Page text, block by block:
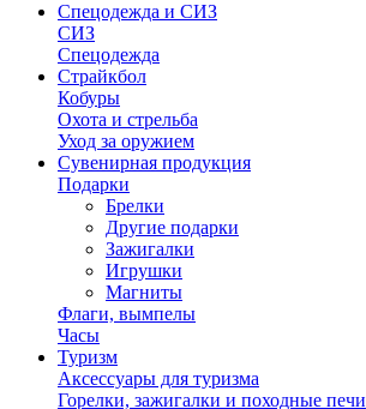
Спецодежда и СИЗ
СИЗ
Спецодежда
Страйкбол
Кобуры
Охота и стрельба
Уход за оружием
Сувенирная продукция
Подарки
Брелки
Другие подарки
Зажигалки
Игрушки
Магниты
Флаги, вымпелы
Часы
Туризм
Аксессуары для туризма
Горелки, зажигалки и походные печи